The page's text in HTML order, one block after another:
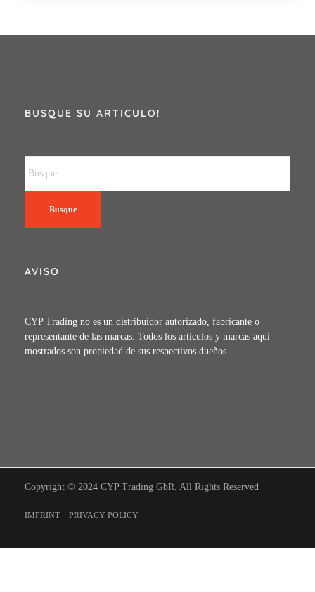
BUSQUE SU ARTICULO!
Busque
AVISO
CYP Trading no es un distribuidor autorizado, fabricante o
representante de las marcas. Todos los artículos y marcas aquí
mostrados son propiedad de sus respectivos dueños.
Copyright © 2024 CYP Trading GbR. All Rights Reserved
IMPRINT PRIVACY POLICY